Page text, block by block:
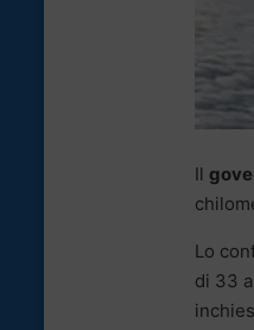
Il
Lo
di 33